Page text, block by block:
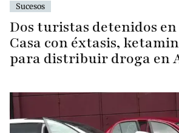
Sucesos
Dos turistas detenidos en
Casa con éxtasis,
para distribuir droga en